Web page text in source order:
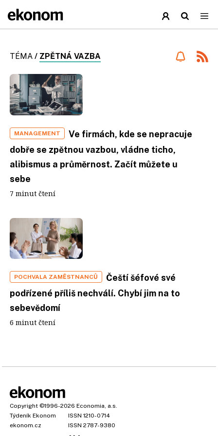
TÉMA / ZPĚTNÁ VAZBA
MANAGEMENT
Ve firmách, kde se nepracuje
dobře se zpětnou vazbou, vládne ticho,
alibismus a průměrnost. Začít můžete u
sebe
7 minut čtení
POCHVALA ZAMĚSTNANCŮ
Čeští šéfové své
podřízené příliš nechválí. Chybí jim na to
sebevědomí
6 minut čtení
Copyright ©1996-2026 Economia, a.s.
Týdeník Ekonom
ISSN 1210-0714
ekonom.cz
ISSN 2787-9380